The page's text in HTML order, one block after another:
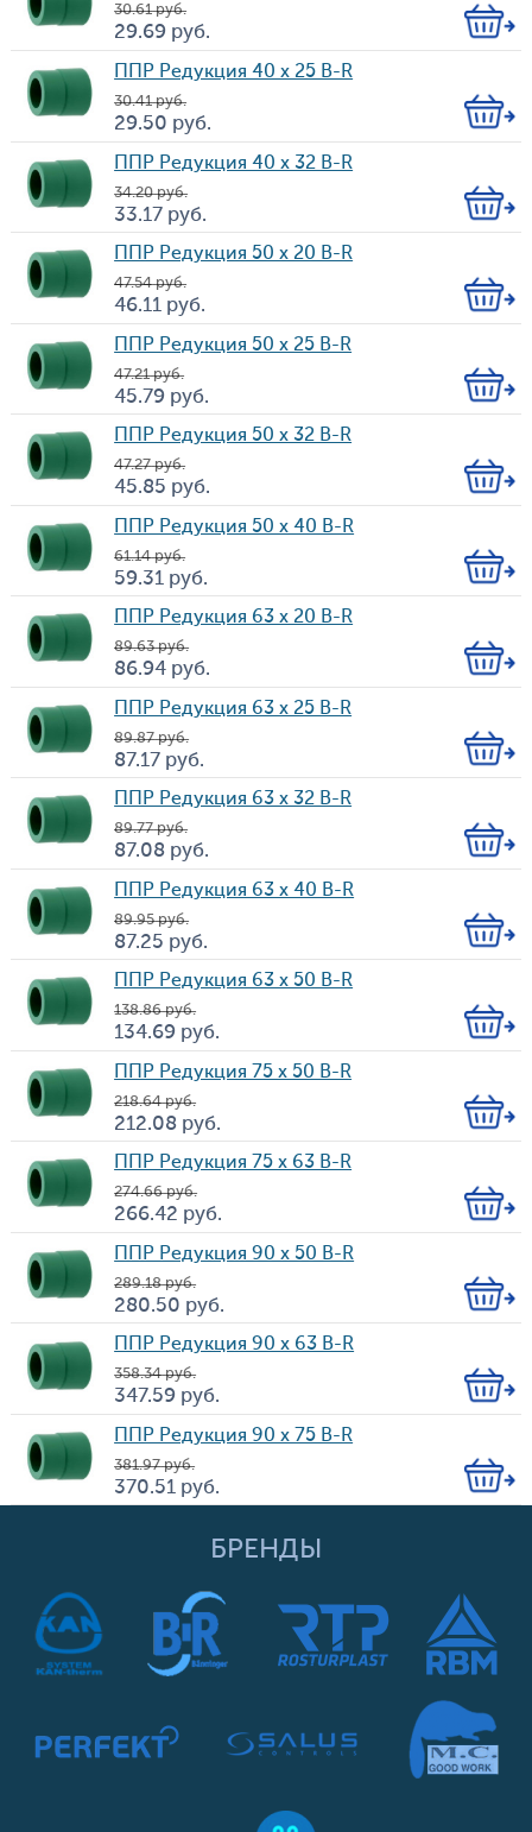
Цена
30.61 руб.
29.69 руб.
Кол-
во
ППР Редукция 40 х 25 B-R
Цена
30.41 руб.
29.50 руб.
Кол-
во
ППР Редукция 40 х 32 B-R
Цена
34.20 руб.
33.17 руб.
Кол-
во
ППР Редукция 50 х 20 B-R
Цена
47.54 руб.
46.11 руб.
Кол-
во
ППР Редукция 50 х 25 B-R
Цена
47.21 руб.
45.79 руб.
Кол-
во
ППР Редукция 50 х 32 B-R
Цена
47.27 руб.
45.85 руб.
Кол-
во
ППР Редукция 50 х 40 B-R
Цена
61.14 руб.
59.31 руб.
Кол-
во
ППР Редукция 63 х 20 B-R
Цена
89.63 руб.
86.94 руб.
Кол-
во
ППР Редукция 63 х 25 B-R
Цена
89.87 руб.
87.17 руб.
Кол-
во
ППР Редукция 63 х 32 B-R
Цена
89.77 руб.
87.08 руб.
Кол-
во
ППР Редукция 63 х 40 B-R
Цена
89.95 руб.
87.25 руб.
Кол-
во
ППР Редукция 63 х 50 B-R
Цена
138.86 руб.
134.69 руб.
Кол-
во
ППР Редукция 75 х 50 B-R
Цена
218.64 руб.
212.08 руб.
Кол-
во
ППР Редукция 75 х 63 B-R
Цена
274.66 руб.
266.42 руб.
Кол-
во
ППР Редукция 90 х 50 B-R
Цена
289.18 руб.
280.50 руб.
Кол-
во
ППР Редукция 90 х 63 B-R
Цена
358.34 руб.
347.59 руб.
Кол-
во
ППР Редукция 90 х 75 B-R
Цена
381.97 руб.
370.51 руб.
Кол-
во
БРЕНДЫ